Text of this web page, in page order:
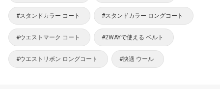
#スタンドカラー コート #スタンドカラー ロングコート
#ウエストマーク コート #2WAYで使える ベルト
#ウエストリボン ロングコート #快適 ウール